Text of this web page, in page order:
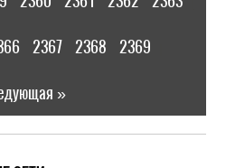
2367 2368 2369
»